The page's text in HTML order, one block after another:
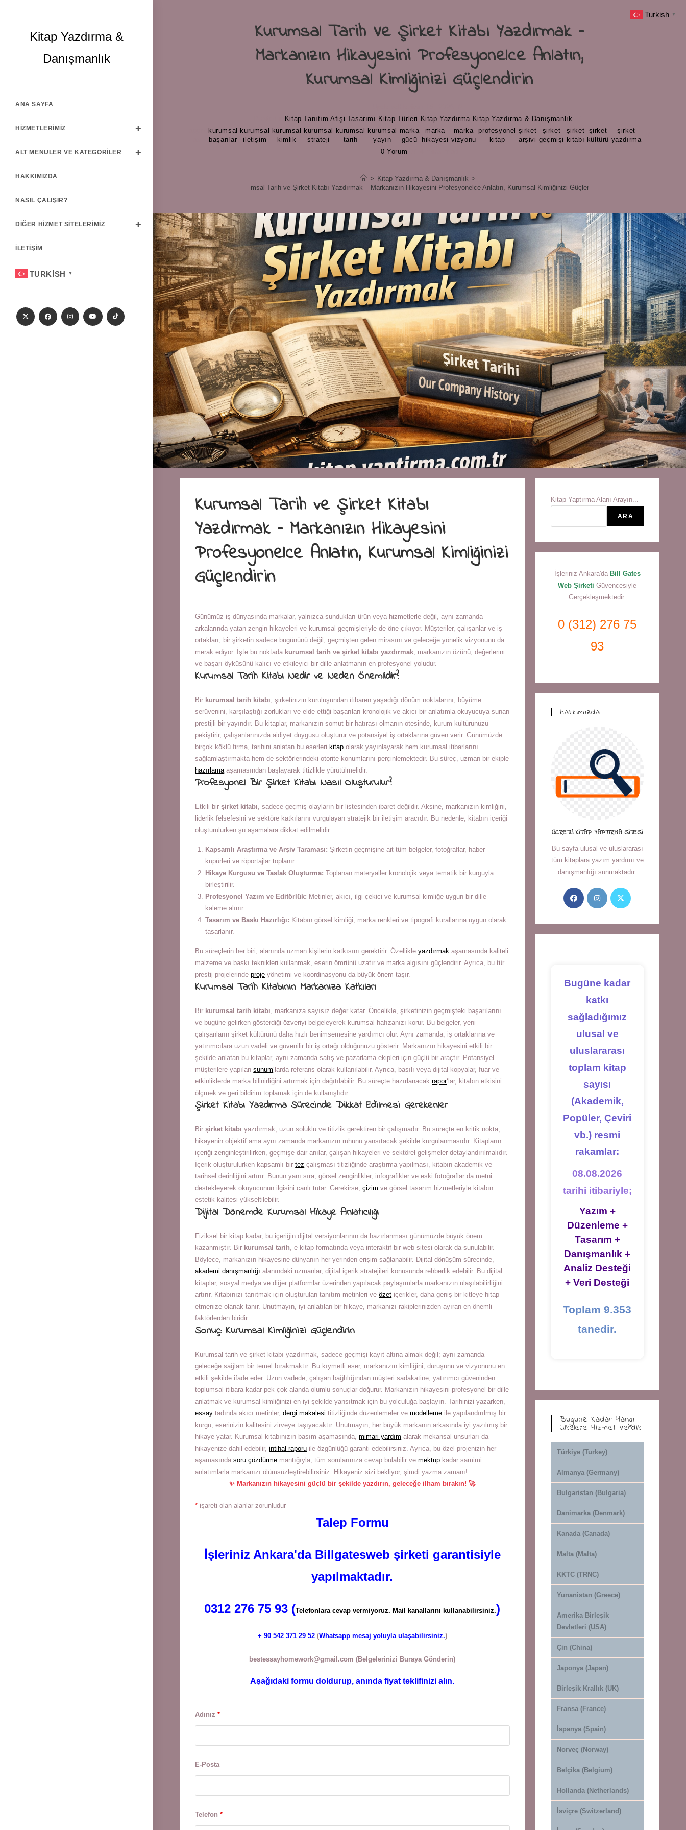
Kitap Yazdırma &
Danışmanlık
ANA SAYFA
HIZMETLERIMIZ
ALT MENÜLER VE KATEGORILER
HAKKIMIZDA
NASIL ÇALIŞIR?
DIĞER HIZMET SITELERIMIZ
İLETIŞIM
TURKISH ▼
Kurumsal Tarih Ve Şirket Kitabı Yazdırmak –
Markanızın Hikayesini Profesyonelce Anlatın,
Kurumsal Kimliğinizi Güçlendirin
Kitap Tanıtım Afişi Tasarımı Kitap Türleri Kitap Yazdırma Kitap Yazdırma & Danışmanlık
kurumsal
başarılar
kurumsal
iletişim
kurumsal
kimlik
kurumsal
strateji
kurumsal
tarih
kurumsal
yayın
marka
gücü
,
marka
hikayesi
marka
vizyonu
profesyonel
kitap
şirket
arşivi
şirket
geçmişi
şirket
kitabı
şirket
kültürü
şirket
yazdırma
0 Yorum
> Kitap Yazdırma & Danışmanlık >
Kurumsal Tarih ve Şirket Kitabı Yazdırmak – Markanızın Hikayesini Profesyonelce Anlatın, Kurumsal Kimliğinizi Güçlendirin
Kurumsal Tarih ve Şirket Kitabı
Yazdırmak – Markanızın Hikayesini
Profesyonelce Anlatın, Kurumsal Kimliğinizi
Güçlendirin
Günümüz iş dünyasında markalar, yalnızca sundukları ürün veya hizmetlerle değil, aynı zamanda
arkalarında yatan zengin hikayeleri ve kurumsal geçmişleriyle de öne çıkıyor. Müşteriler, çalışanlar ve iş
ortakları, bir şirketin sadece bugününü değil, geçmişten gelen mirasını ve geleceğe yönelik vizyonunu da
merak ediyor. İşte bu noktada kurumsal tarih ve şirket kitabı yazdırmak, markanızın özünü, değerlerini
ve başarı öyküsünü kalıcı ve etkileyici bir dille anlatmanın en profesyonel yoludur.
Kurumsal Tarih Kitabı Nedir ve Neden Önemlidir?
Bir kurumsal tarih kitabı, şirketinizin kuruluşundan itibaren yaşadığı dönüm noktalarını, büyüme
serüvenini, karşılaştığı zorlukları ve elde ettiği başarıları kronolojik ve akıcı bir anlatımla okuyucuya sunan
prestijli bir yayındır. Bu kitaplar, markanızın somut bir hatırası olmanın ötesinde, kurum kültürünüzü
pekiştirir, çalışanlarınızda aidiyet duygusu oluşturur ve potansiyel iş ortaklarına güven verir. Günümüzde
birçok köklü firma, tarihini anlatan bu eserleri kitap olarak yayınlayarak hem kurumsal itibarlarını
sağlamlaştırmakta hem de sektörlerindeki otorite konumlarını perçinlemektedir. Bu süreç, uzman bir ekiple
hazırlamaaşamasından başlayarak titizlikle yürütülmelidir.
Profesyonel Bir Şirket Kitabı Nasıl Oluşturulur?
Etkili birşirket kitabı, sadece geçmiş olayların bir listesinden ibaret değildir. Aksine, markanızın kimliğini,
liderlik felsefesini ve sektöre katkılarını vurgulayan stratejik bir iletişim aracıdır. Bu nedenle, kitabın içeriği
oluşturulurken şu aşamalara dikkat edilmelidir:
Kapsamlı Araştırma ve Arşiv Taraması: Şirketin geçmişine ait tüm belgeler, fotoğraflar, haber
kupürleri ve röportajlar toplanır.
Hikaye Kurgusu ve Taslak Oluşturma: Toplanan materyaller kronolojik veya tematik bir kurguyla
birleştirilir.
Profesyonel Yazım ve Editörlük: Metinler, akıcı, ilgi çekici ve kurumsal kimliğe uygun bir dille
kaleme alınır.
Tasarım ve Baskı Hazırlığı: Kitabın görsel kimliği, marka renkleri ve tipografi kurallarına uygun olarak
tasarlanır.
Bu süreçlerin her biri, alanında uzman kişilerin katkısını gerektirir. Özellikleyazdırmak aşamasında kaliteli
malzeme ve baskı teknikleri kullanmak, eserin ömrünü uzatır ve marka algısını güçlendirir. Ayrıca, bu tür
prestij projelerindeproje yönetimi ve koordinasyonu da büyük önem taşır.
Kurumsal Tarih Kitabının Markanıza Katkıları
Bir kurumsal tarih kitabı, markanıza sayısız değer katar. Öncelikle, şirketinizin geçmişteki başarılarını
ve bugüne gelirken gösterdiği özveriyi belgeleyerek kurumsal hafızanızı korur. Bu belgeler, yeni
çalışanların şirket kültürünü daha hızlı benimsemesine yardımcı olur. Aynı zamanda, iş ortaklarına ve
yatırımcılara uzun vadeli ve güvenilir bir iş ortağı olduğunuzu gösterir. Markanızın hikayesini etkili bir
şekilde anlatan bu kitaplar, aynı zamanda satış ve pazarlama ekipleri için güçlü bir araçtır. Potansiyel
müşterilere yapılansunum‘larda referans olarak kullanılabilir. Ayrıca, basılı veya dijital kopyalar, fuar ve
etkinliklerde marka bilinirliğini artırmak için dağıtılabilir. Bu süreçte hazırlanacakrapor‘lar, kitabın etkisini
ölçmek ve geri bildirim toplamak için de kullanışlıdır.
Şirket Kitabı Yazdırma Sürecinde Dikkat Edilmesi Gerekenler
Birşirket kitabı yazdırmak, uzun soluklu ve titizlik gerektiren bir çalışmadır. Bu süreçte en kritik nokta,
hikayenin objektif ama aynı zamanda markanızın ruhunu yansıtacak şekilde kurgulanmasıdır. Kitapların
içeriği zenginleştirilirken, geçmişe dair anılar, çalışan hikayeleri ve sektörel gelişmeler detaylandırılmalıdır.
İçerik oluşturulurken kapsamlı birtez çalışması titizliğinde araştırma yapılması, kitabın akademik ve
tarihsel derinliğini artırır. Bunun yanı sıra, görsel zenginlikler, infografikler ve eski fotoğraflar da metni
destekleyerek okuyucunun ilgisini canlı tutar. Gerekirse,çizim ve görsel tasarım hizmetleriyle kitabın
estetik kalitesi yükseltilebilir.
Dijital Dönemde Kurumsal Hikaye Anlatıcılığı
Fiziksel bir kitap kadar, bu içeriğin dijital versiyonlarının da hazırlanması günümüzde büyük önem
kazanmıştır. Bir kurumsal tarih, e-kitap formatında veya interaktif bir web sitesi olarak da sunulabilir.
Böylece, markanızın hikayesine dünyanın her yerinden erişim sağlanabilir. Dijital dönüşüm sürecinde,
akademi danışmanlığı alanındaki uzmanlar, dijital içerik stratejileri konusunda rehberlik edebilir. Bu dijital
kitaplar, sosyal medya ve diğer platformlar üzerinden yapılacak paylaşımlarla markanızın ulaşılabilirliğini
artırır. Kitabınızı tanıtmak için oluşturulan tanıtım metinleri veözet içerikler, daha geniş bir kitleye hitap
etmenize olanak tanır. Unutmayın, iyi anlatılan bir hikaye, markanızı rakiplerinizden ayıran en önemli
faktörlerden biridir.
Sonuç: Kurumsal Kimliğinizi Güçlendirin
Kurumsal tarih ve şirket kitabı yazdırmak, sadece geçmişi kayıt altına almak değil; aynı zamanda
geleceğe sağlam bir temel bırakmaktır. Bu kıymetli eser, markanızın kimliğini, duruşunu ve vizyonunu en
etkili şekilde ifade eder. Uzun vadede, çalışan bağlılığından müşteri sadakatine, yatırımcı güveninden
toplumsal itibara kadar pek çok alanda olumlu sonuçlar doğurur. Markanızın hikayesini profesyonel bir dille
anlatmak ve kurumsal kimliğinizi en iyi şekilde yansıtmak için bu yolculuğa başlayın. Tarihinizi yazarken,
essay tadında akıcı metinler,dergi makalesi titizliğinde düzenlemeler vemodelleme ile yapılandırılmış bir
kurgu, eserinizin kalitesini zirveye taşıyacaktır. Unutmayın, her büyük markanın arkasında iyi yazılmış bir
hikaye yatar. Kurumsal kitabınızın basım aşamasında,mimari yardım alarak mekansal unsurları da
hikayenize dahil edebilir,intihal raporu ile özgünlüğü garanti edebilirsiniz. Ayrıca, bu özel projenizin her
aşamasındasoru çözdürme mantığıyla, tüm sorularınıza cevap bulabilir vemektup kadar samimi
anlatımlarla markanızı ölümsüzleştirebilirsiniz. Hikayeniz sizi bekliyor, şimdi yazma zamanı!
✨ Markanızın hikayesini güçlü bir şekilde yazdırın, geleceğe ilham bırakın! 🚀
* işareti olan alanlar zorunludur
Talep Formu
İşleriniz Ankara'da Billgatesweb şirketi garantisiyle
yapılmaktadır.
0312 276 75 93 (Telefonlara cevap vermiyoruz. Mail kanallarını kullanabilirsiniz.)
+ 90 542 371 29 52(Whatsapp mesaj yoluyla ulaşabilirsiniz.)
bestessayhomework@gmail.com (Belgelerinizi Buraya Gönderin)
Aşağıdaki formu doldurup, anında fiyat teklifinizi alın.
Adınız*
E-Posta
Telefon*
Kitap Yaptırma Alanı Arayın...
ARA
İşleriniz Ankara'da Bill Gates
Web ŞirketiGüvencesiyle
Gerçekleşmektedir.
0 (312) 276 75
93
Hakkımızda
ÜCRETLI KITAP YAPTIRMA SITESI
Bu sayfa ulusal ve uluslararası
tüm kitaplara yazım yardımı ve
danışmanlığı sunmaktadır.
Opens
in
Opens
in
Opens
Bugüne kadar
katkı
sağladığımız
ulusal ve
uluslararası
toplam kitap
sayısı
(Akademik,
Popüler, Çeviri
vb.) resmi
rakamlar:
08.08.2026
tarihi itibariyle;
Yazım +
Düzenleme +
Tasarım +
Danışmanlık +
Analiz Desteği
+ Veri Desteği
Toplam 9.353
tanedir.
Bugüne Kadar Hangi
Ülkelere Hizmet Verdik
Türkiye (Turkey)
Almanya (Germany)
Bulgaristan (Bulgaria)
Danimarka (Denmark)
Kanada (Canada)
Malta (Malta)
KKTC (TRNC)
Yunanistan (Greece)
Amerika Birleşik
Devletleri (USA)
Çin (China)
Japonya (Japan)
Birleşik Krallık (UK)
Fransa (France)
İspanya (Spain)
Norveç (Norway)
Belçika (Belgium)
Hollanda (Netherlands)
İsviçre (Switzerland)
Turkish ▼